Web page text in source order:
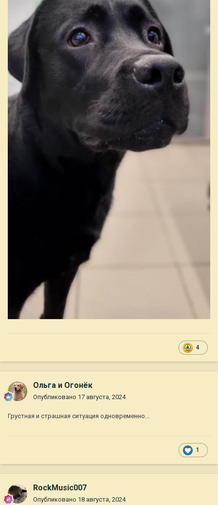
4
Ольга и Огонёк
Опубликовано 17 августа, 2024
Грустная и страшная ситуация одновременно...
1
RockMusic007
Опубликовано 18 августа, 2024